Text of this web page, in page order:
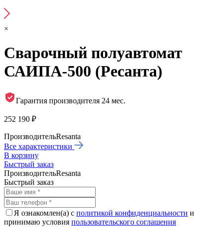
×
Сварочный полуавтомат
САИПА-500 (Ресанта)
Гарантия производителя 24 мес.
252 190 ₽
ПроизводительResanta
Все характеристики
В корзину
Быстрый заказ
ПроизводительResanta
Быстрый заказ
Я ознакомлен(а) с политикой конфиденциальности и
принимаю условия пользовательского соглашения